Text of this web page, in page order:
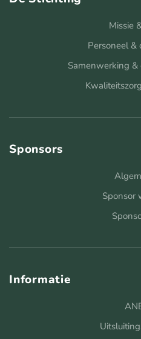
Missie
Personeel &
Samenwerking
Sponsors
Sponsor
Informatie